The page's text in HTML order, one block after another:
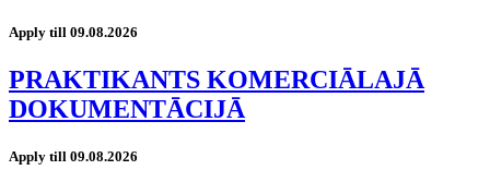
Apply till 09.08.2026
PRAKTIKANTS KOMERCIĀLAJĀ
DOKUMENTĀCIJĀ
Apply till 09.08.2026